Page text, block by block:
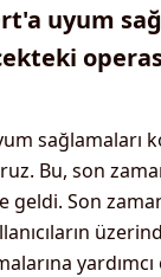
uyum
Bu, son
Son